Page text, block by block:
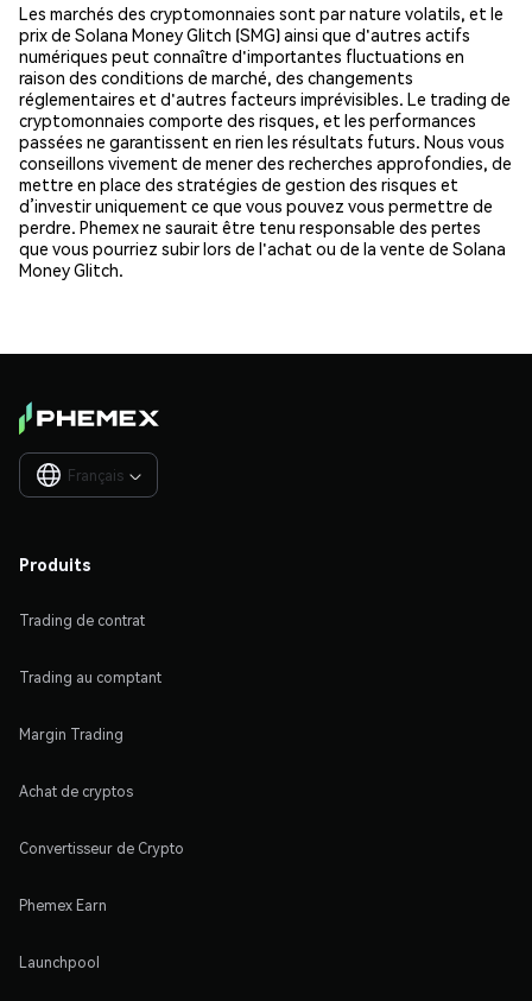
Les marchés des cryptomonnaies sont par nature volatils, et le
prix de Solana Money Glitch (SMG) ainsi que d'autres actifs
numériques peut connaître d'importantes fluctuations en
raison des conditions de marché, des changements
réglementaires et d'autres facteurs imprévisibles. Le trading de
cryptomonnaies comporte des risques, et les performances
passées ne garantissent en rien les résultats futurs. Nous vous
conseillons vivement de mener des recherches approfondies, de
mettre en place des stratégies de gestion des risques et
d’investir uniquement ce que vous pouvez vous permettre de
perdre. Phemex ne saurait être tenu responsable des pertes
que vous pourriez subir lors de l'achat ou de la vente de Solana
Money Glitch.
Français 
Produits
Trading de contrat
Trading au comptant
Margin Trading
Achat de cryptos
Convertisseur de Crypto
Phemex Earn
Launchpool